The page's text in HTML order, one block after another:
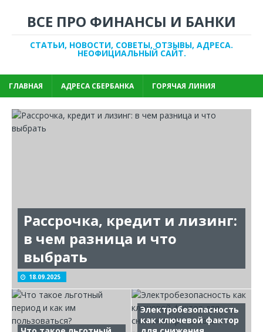
ВСЕ ПРО ФИНАНСЫ И БАНКИ
СТАТЬИ, НОВОСТИ, СОВЕТЫ, ОТЗЫВЫ, АДРЕСА.
НЕОФИЦИАЛЬНЫЙ САЙТ.
ГЛАВНАЯ АДРЕСА СБЕРБАНКА ГОРЯЧАЯ ЛИНИЯ
Рассрочка, кредит и лизинг:
в чем разница и что
выбрать
18.09.2025
Электробезопасность
как ключевой фактор